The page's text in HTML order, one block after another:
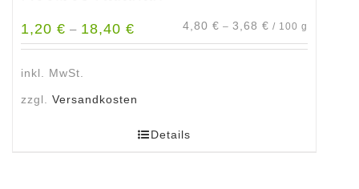
1,20 € – 18,40 € 4,80 € – 3,68 € / 100 g
inkl. MwSt.
zzgl. Versandkosten
Details